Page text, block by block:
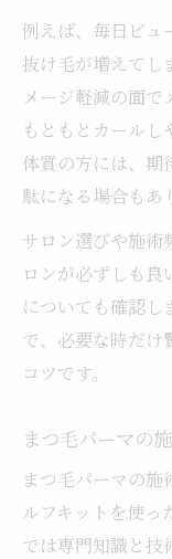
例えば、毎日ビュ
抜け毛が増えてし
メージ軽減の面で
もともとカールし
体質の方には、期
駄になる場合もあ
サロン選びや施術
ロンが必ずしも良
についても確認し
で、必要な時だけ
コツです。
まつ毛パーマの
まつ毛パーマの施
ルフキットを使っ
では専門知識と技